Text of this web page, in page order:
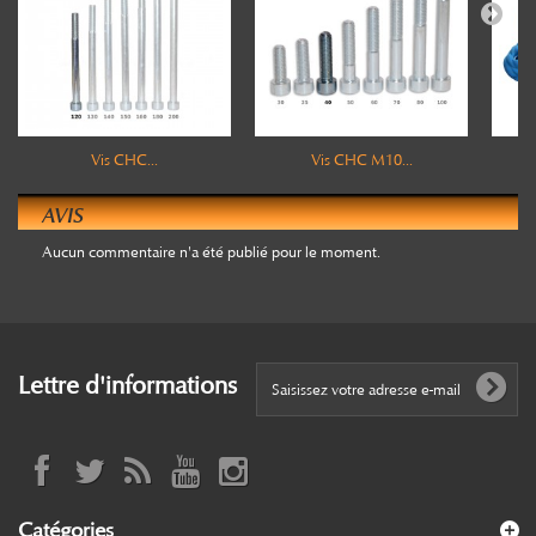
Vis CHC... Vis CHC M10...
AVIS
Aucun commentaire n'a été publié pour le moment.
Lettre d'informations
Catégories